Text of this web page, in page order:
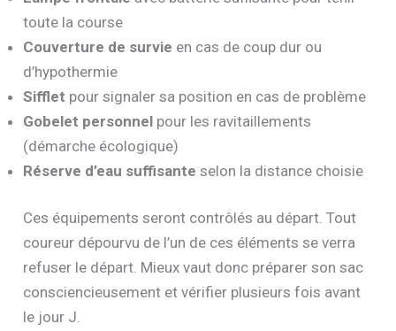
toute la course
Couverture de survie en cas de coup dur ou
d’hypothermie
Sifflet pour signaler sa position en cas de problème
Gobelet personnel pour les ravitaillements
(démarche écologique)
Réserve d’eau suffisante selon la distance choisie
Ces équipements seront contrôlés au départ. Tout
coureur dépourvu de l’un de ces éléments se verra
refuser le départ. Mieux vaut donc préparer son sac
consciencieusement et vérifier plusieurs fois avant
le jour J.